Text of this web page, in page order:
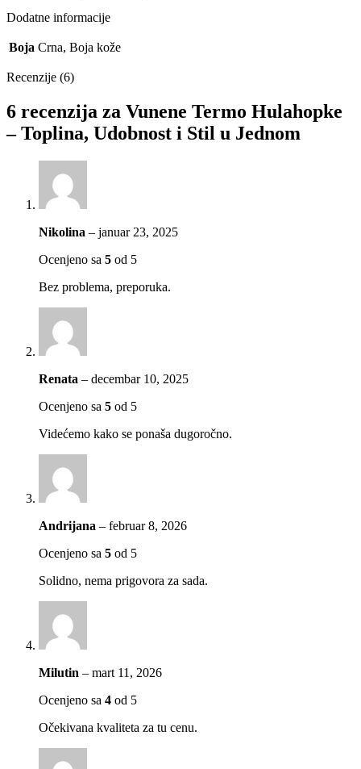
Dodatne informacije
Boja Crna, Boja kože
Recenzije (6)
6 recenzija za Vunene Termo Hulahopke
– Toplina, Udobnost i Stil u Jednom
Nikolina – januar 23, 2025
Ocenjeno sa 5 od 5
Bez problema, preporuka.
Renata – decembar 10, 2025
Ocenjeno sa 5 od 5
Videćemo kako se ponaša dugoročno.
Andrijana – februar 8, 2026
Ocenjeno sa 5 od 5
Solidno, nema prigovora za sada.
Milutin – mart 11, 2026
Ocenjeno sa 4 od 5
Očekivana kvaliteta za tu cenu.